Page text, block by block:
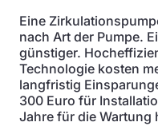
Eine
nach Art der Pumpe.
günstiger.
Technologie kosten
langfristig
300 Euro für
Jahre für die Wartung